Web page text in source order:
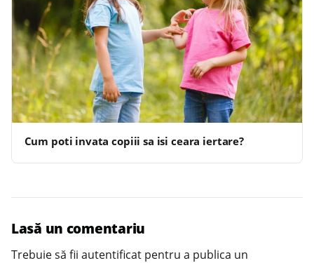
Cum poti invata copiii sa isi ceara iertare?
Lasă un comentariu
Trebuie să fii autentificat pentru a publica un